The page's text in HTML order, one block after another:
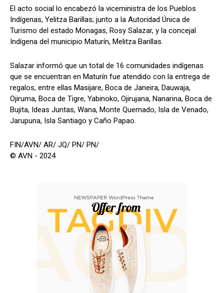
El acto social lo encabezó la viceministra de los Pueblos
Indígenas, Yelitza Barillas; junto a la Autoridad Única de
Turismo del estado Monagas, Rosy Salazar, y la concejal
Indígena del municipio Maturín, Melitza Barillas.
Salazar informó que un total de 16 comunidades indígenas
que se encuentran en Maturín fue atendido con la entrega de
regalos, entre ellas Masijare, Boca de Janeira, Dauwaja,
Ojiruma, Boca de Tigre, Yabinoko, Ojirujana, Nanarina, Boca de
Bujita, Ideas Juntas, Wana, Monte Quemado, Isla de Venado,
Jarupuna, Isla Santiago y Caño Papao.
FIN/AVN/ AR/ JQ/ PN/ PN/
© AVN - 2024